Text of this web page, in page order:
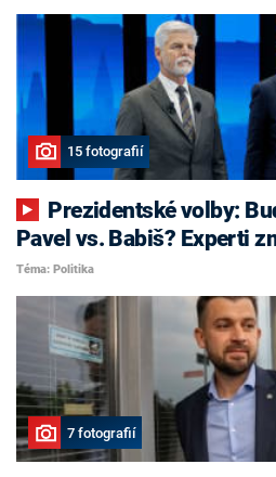
15 fotografií
Pavel vs. Babiš? Experti
Téma: Politika
7 fotografií